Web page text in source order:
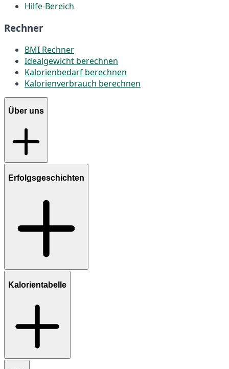
Hilfe-Bereich
Rechner
BMI Rechner
Idealgewicht berechnen
Kalorienbedarf berechnen
Kalorienverbrauch berechnen
Über uns
Erfolgsgeschichten
Kalorientabelle